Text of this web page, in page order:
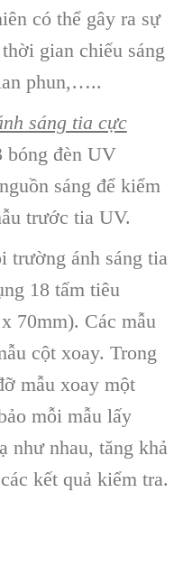
có thể gây ra sự
gian chiếu sáng
phun,…..
sáng tia cực
bóng đèn UV
sáng để kiểm
trước tia UV.
trường ánh sáng tia
18 tấm tiêu
70mm). Các mẫu
cột xoay. Trong
mẫu xoay một
mỗi mẫu lấy
như nhau, tăng khả
kết quả kiểm tra.